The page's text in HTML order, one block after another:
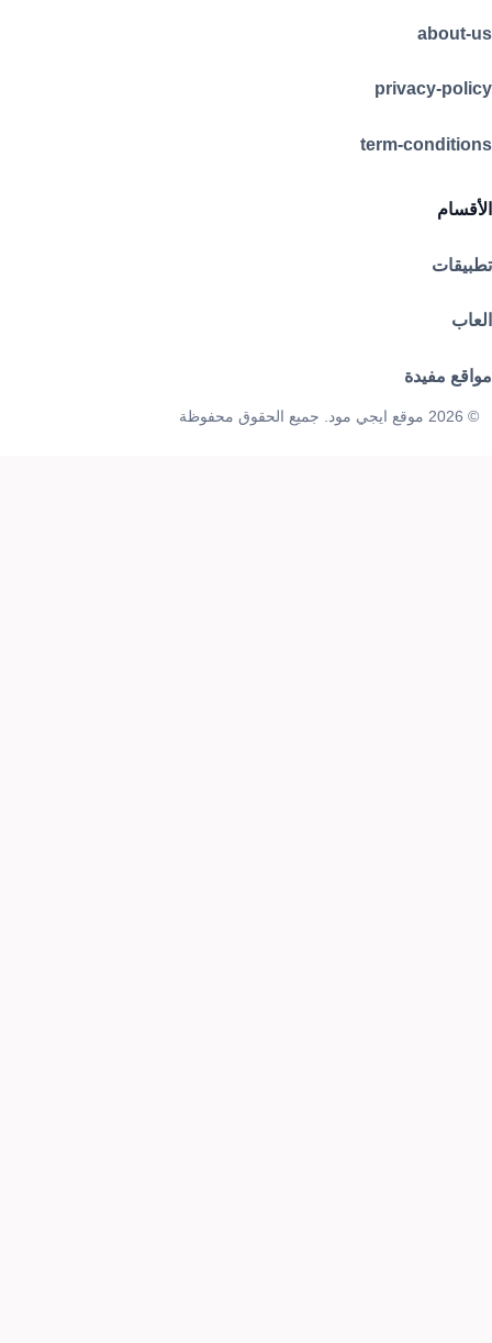
about-us
privacy-policy
term-conditions
الأقسام
تطبيقات
العاب
مواقع مفيدة
© 2026 موقع ايجي مود. جميع الحقوق محفوظة